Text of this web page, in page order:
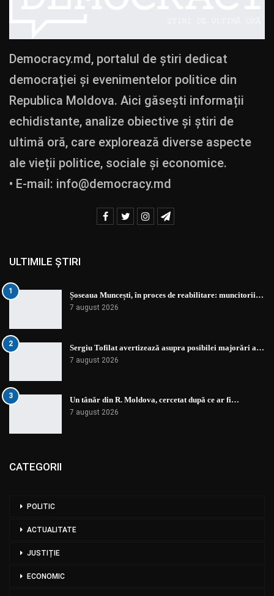
Democracy.md, portalul de știri dedicat
democrației și evenimentelor politice din
Republica Moldova. Aici găsești informații
echidistante, analize obiective și știri de
ultimă oră, care explorează diverse aspecte
ale vieții politice, sociale și economice.
• E-mail: info@democracy.md
ULTIMILE ȘTIRI
1 Șoseaua Muncești, în proces de reabilitare: muncitorii…
7 august 2026
2 Sergiu Tofilat avertizează asupra posibilei majorări a…
7 august 2026
3 Un tânăr din R. Moldova, cercetat după ce ar fi…
7 august 2026
CATEGORII
POLITIC
ACTUALITATE
JUSTIȚIE
ECONOMIC